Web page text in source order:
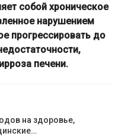
собой хроническое
нарушением
прогрессировать до
печени.
на здоровье,